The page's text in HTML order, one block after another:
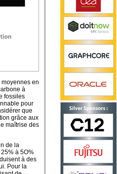
en
à
fossiles
pour
que
grâce aux
maîtrise des
de la
à 5O%
à des
Pour la